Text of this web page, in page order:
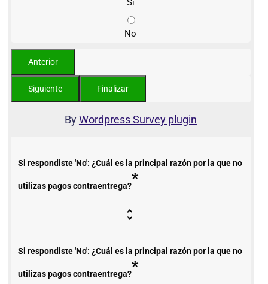
No
ByWordpress Survey plugin
Si respondiste 'No': ¿Cuál es la principal razón por la que no
utilizas pagos contraentrega?*
Si respondiste 'No': ¿Cuál es la principal razón por la que no
utilizas pagos contraentrega?*